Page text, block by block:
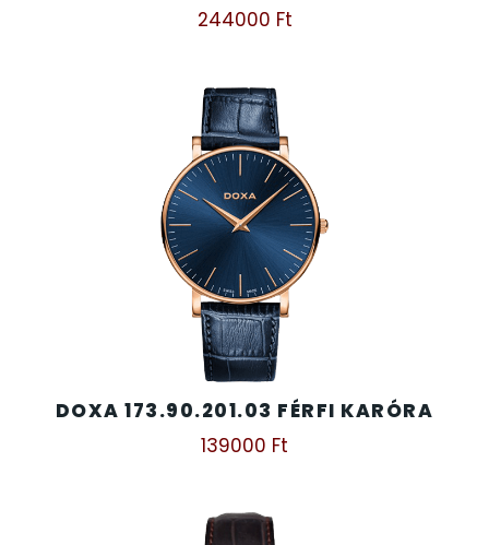
244000 Ft
DOXA 173.90.201.03 FÉRFI KARÓRA
139000 Ft